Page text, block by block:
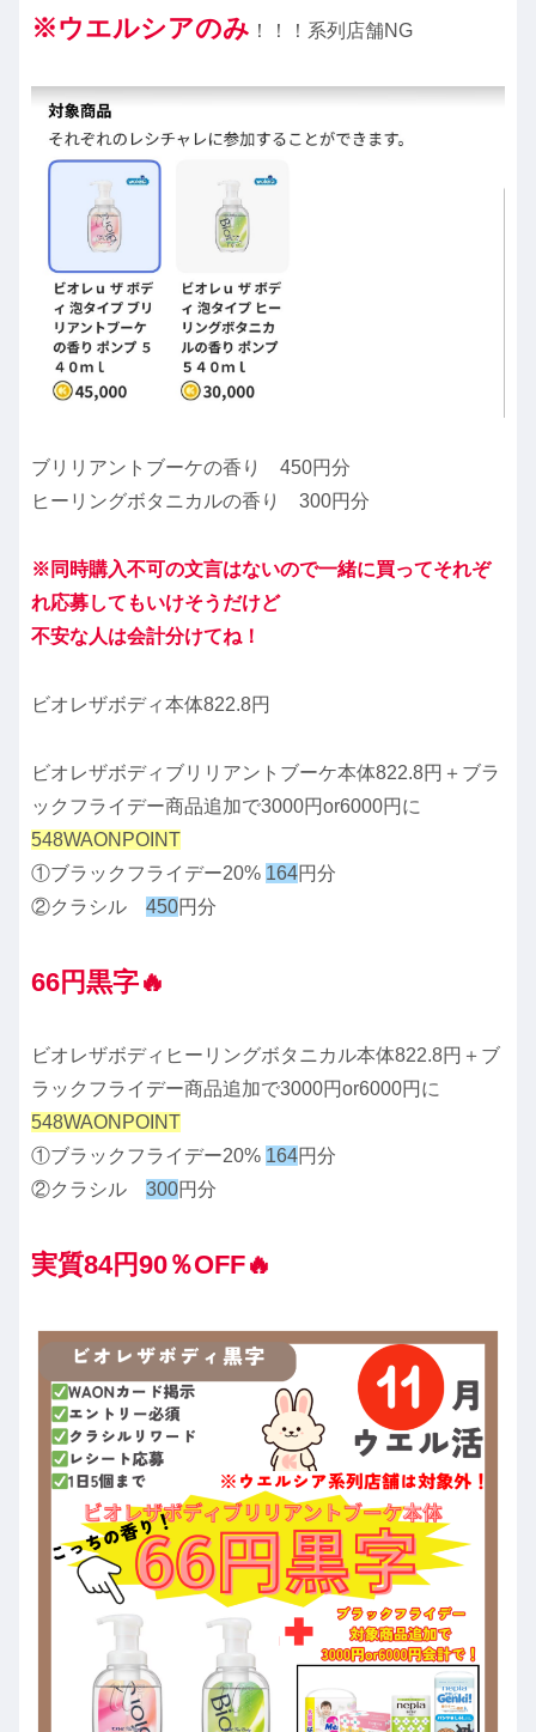
※ウエルシアのみ ！！！系列店舗NG
ブリリアントブーケの香り 450円分
ヒーリングボタニカルの香り 300円分
※同時購入不可の文言はないので一緒に買ってそれぞ
れ応募してもいけそうだけど
不安な人は会計分けてね！
ビオレザボディ本体822.8円
ビオレザボディブリリアントブーケ本体822.8円＋ブラ
ックフライデー商品追加で3000円or6000円に
548WAONPOINT
①ブラックフライデー20% 164円分
②クラシル 450円分
66円黒字🔥
ビオレザボディヒーリングボタニカル本体822.8円＋ブ
ラックフライデー商品追加で3000円or6000円に
548WAONPOINT
①ブラックフライデー20% 164円分
②クラシル 300円分
実質84円90％OFF🔥